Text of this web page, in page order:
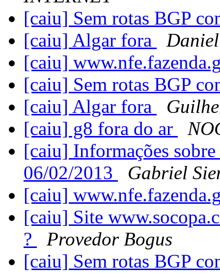
[caiu] Sem rotas BGP
[caiu] Algar fora
[caiu]
[caiu] Sem rotas BGP
[caiu] Algar fora
[caiu] g8 fora do ar
[caiu] Informações
06/02/2013
Gabriel
[caiu]
[caiu] Site
?
Provedor Bogus
[caiu] Sem rotas BGP